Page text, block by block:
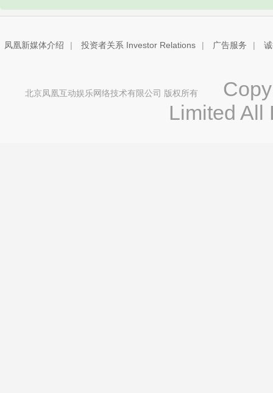
凤凰新媒体介绍 | 投资者关系 Investor Relations | 广告服务 |
北京凤凰互动娱乐网络技术有限公司 版权所有
Limited All